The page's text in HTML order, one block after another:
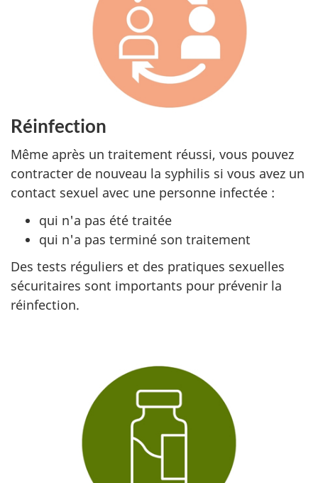
Réinfection
Même après un traitement réussi, vous pouvez
contracter de nouveau la syphilis si vous avez un
contact sexuel avec une personne infectée :
qui n'a pas été traitée
qui n'a pas terminé son traitement
Des tests réguliers et des pratiques sexuelles
sécuritaires sont importants pour prévenir la
réinfection.